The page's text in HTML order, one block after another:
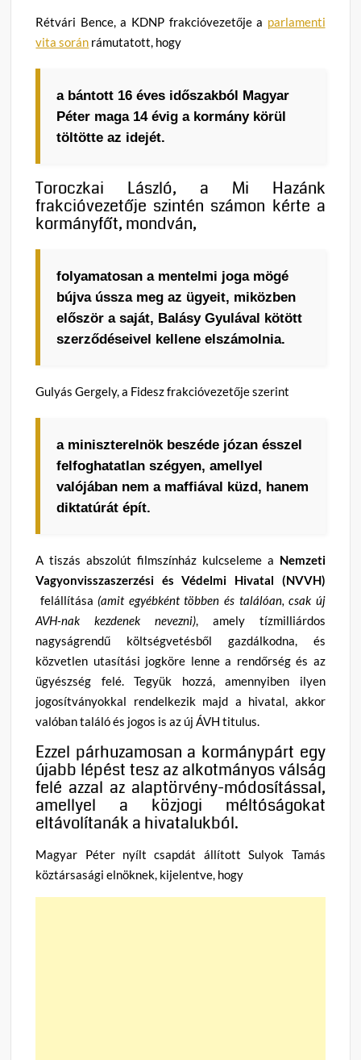
Rétvári Bence, a KDNP frakcióvezetője a parlamenti
vita során rámutatott, hogy
a bántott 16 éves időszakból Magyar
Péter maga 14 évig a kormány körül
töltötte az idejét.
Toroczkai László, a Mi Hazánk
frakcióvezetője szintén számon kérte a
kormányfőt, mondván,
folyamatosan a mentelmi joga mögé
bújva ússza meg az ügyeit, miközben
először a saját, Balásy Gyulával kötött
szerződéseivel kellene elszámolnia.
Gulyás Gergely, a Fidesz frakcióvezetője szerint
a miniszterelnök beszéde józan ésszel
felfoghatatlan szégyen, amellyel
valójában nem a maffiával küzd, hanem
diktatúrát épít.
A tiszás abszolút filmszínház kulcseleme a Nemzeti
Vagyonvisszaszerzési és Védelmi Hivatal (NVVH)
felállítása (amit egyébként többen és találóan, csak új
AVH-nak kezdenek nevezni), amely tízmilliárdos
nagyságrendű költségvetésből gazdálkodna, és
közvetlen utasítási jogköre lenne a rendőrség és az
ügyészség felé. Tegyük hozzá, amennyiben ilyen
jogosítványokkal rendelkezik majd a hivatal, akkor
valóban találó és jogos is az új ÁVH titulus.
Ezzel párhuzamosan a kormánypárt egy
újabb lépést tesz az alkotmányos válság
felé azzal az alaptörvény-módosítással,
amellyel a közjogi méltóságokat
eltávolítanák a hivatalukból.
Magyar Péter nyílt csapdát állított Sulyok Tamás
köztársasági elnöknek, kijelentve, hogy